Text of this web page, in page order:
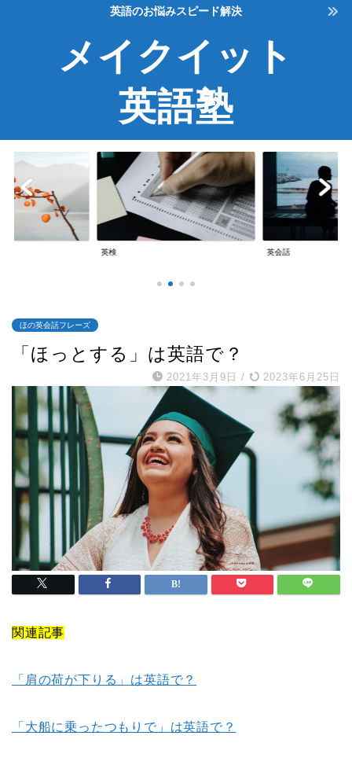
英語のお悩みスピード解決
メイクイット
英語塾
英検 英会話
ほの英会話フレーズ
「ほっとする」は英語で？
2021年3月9日 / 2023年6月25日
関連記事
「肩の荷が下りる」は英語で？
「大船に乗ったつもりで」は英語で？